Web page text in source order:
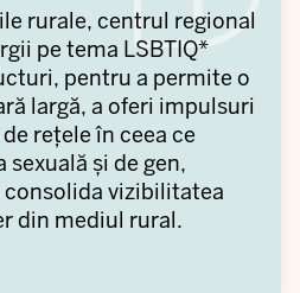
rurale, centrul regional
pe tema LSBTIQ*
pentru a permite o
largă, a oferi impulsuri
rețele în ceea ce
și de gen,
vizibilitatea
din mediul rural.